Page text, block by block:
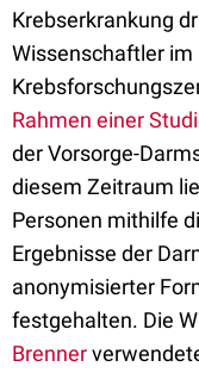
Krebserkrankung
Wissenschaftler im
Rahmen einer
der Vorsorge-
diesem Zeitraum
Personen mithilfe
Ergebnisse der
anonymisierter
festgehalten. Die
Brenner